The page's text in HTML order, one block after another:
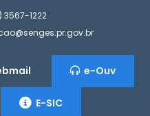
3567-1222
e-Ouv
E-SIC